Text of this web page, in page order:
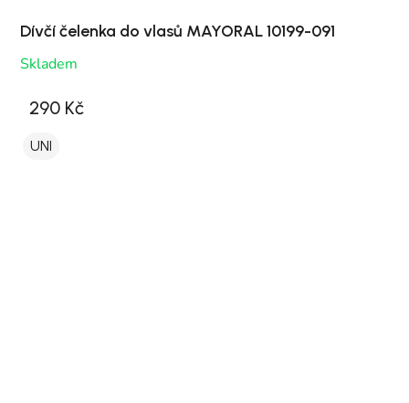
Dívčí čelenka do vlasů MAYORAL 10199-091
Skladem
290 Kč
UNI